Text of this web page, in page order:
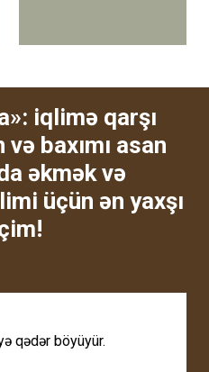
iqlimə qarşı
baxımı asan
əkmək və
üçün ən yaxşı
qədər böyüyür.